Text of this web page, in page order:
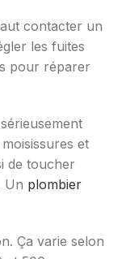
contacter un
les fuites
pour réparer
et
de toucher
Un plombier
Ça varie selon